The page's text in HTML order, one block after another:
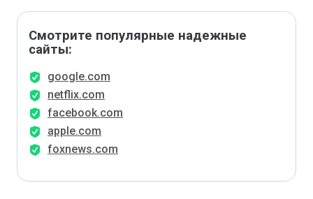
Смотрите популярные надежные
сайты:
google.com
netflix.com
facebook.com
apple.com
foxnews.com